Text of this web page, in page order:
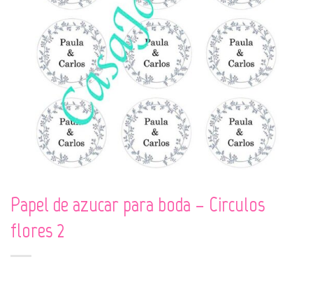
Papel de azucar para boda – Circulos
flores 2